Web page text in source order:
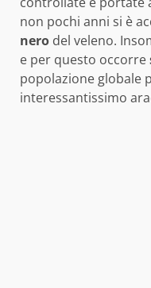
non pochi anni si è
nero del veleno.
e per questo occorre
popolazione globale
interessantissimo